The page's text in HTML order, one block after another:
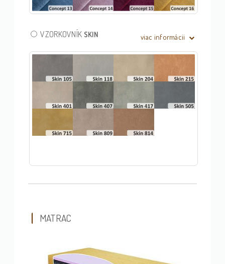
VZORKOVNÍK SKIN viac informácii
MATRAC